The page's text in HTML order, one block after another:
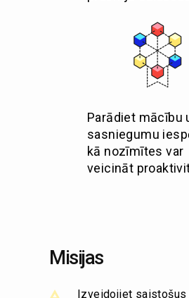
Parādiet mācību
sasniegumu
kā nozīmītes var
veicināt
Misijas
Izveidojiet saistošus